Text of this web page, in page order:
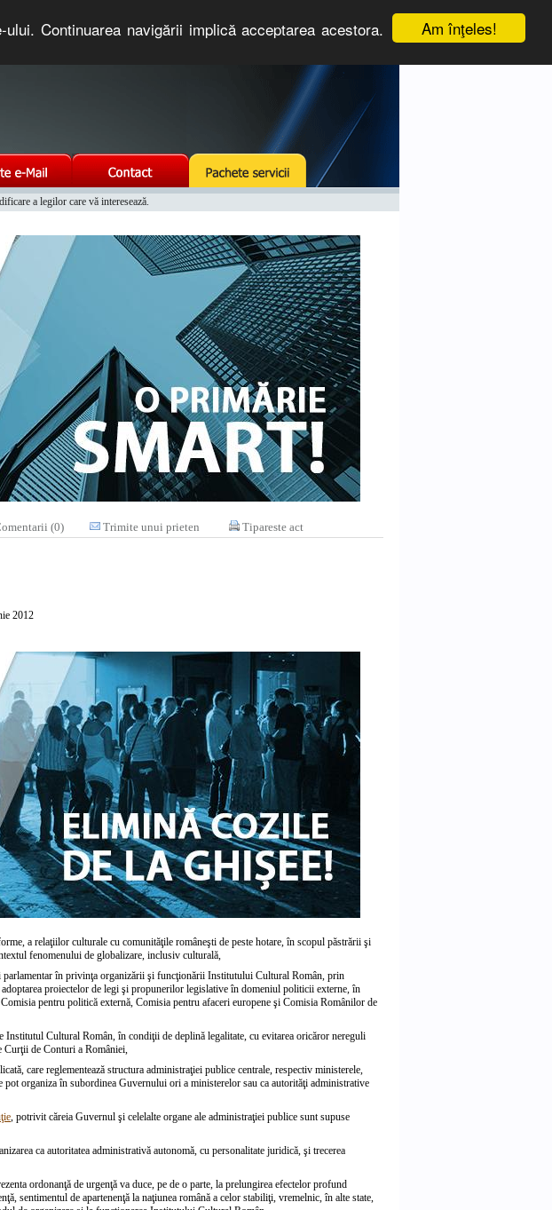
Am înţeles!
Continuarea navigării implică acceptarea acestora.
a legilor care vă interesează.
(0) Trimite unui prieten Tipareste act
2012
a relaţiilor culturale cu comunităţile româneşti de peste hotare, în scopul păstrării şi
fenomenului de globalizare, inclusiv culturală,
parlamentar în privinţa organizării şi funcţionării Institutului Cultural Român, prin
proiectelor de legi şi propunerilor legislative în domeniul politicii externe, în
pentru politică externă, Comisia pentru afaceri europene şi Comisia Românilor de
Institutul Cultural Român, în condiţii de deplină legalitate, cu evitarea oricăror nereguli
Curţii de Conturi a României,
care reglementează structura administraţiei publice centrale, respectiv ministerele,
organiza în subordinea Guvernului ori a ministerelor sau ca autorităţi administrative
, potrivit căreia Guvernul şi celelalte organe ale administraţiei publice sunt supuse
ca autoritatea administrativă autonomă, cu personalitate juridică, şi trecerea
ordonanţă de urgenţă va duce, pe de o parte, la prelungirea efectelor profund
sentimentul de apartenenţă la naţiunea română a celor stabiliţi, vremelnic, în alte state,